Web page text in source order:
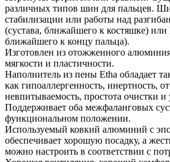
различных типов шин для пальцев.
стабилизации или работы над
(сустава, ближайшего к костяшке) или
ближайшего к концу пальца).
Изготовлен из отожженного
мягкости и пластичности.
Наполнитель из пены Etha обладает
как гипоаллергенность, инертность,
невпитываемость, простота очистки и
Поддерживает оба межфаланговых
функциональном положении.
Используемый ковкий алюминий с
обеспечивает хорошую посадку, а
можно настроить в соответствии с